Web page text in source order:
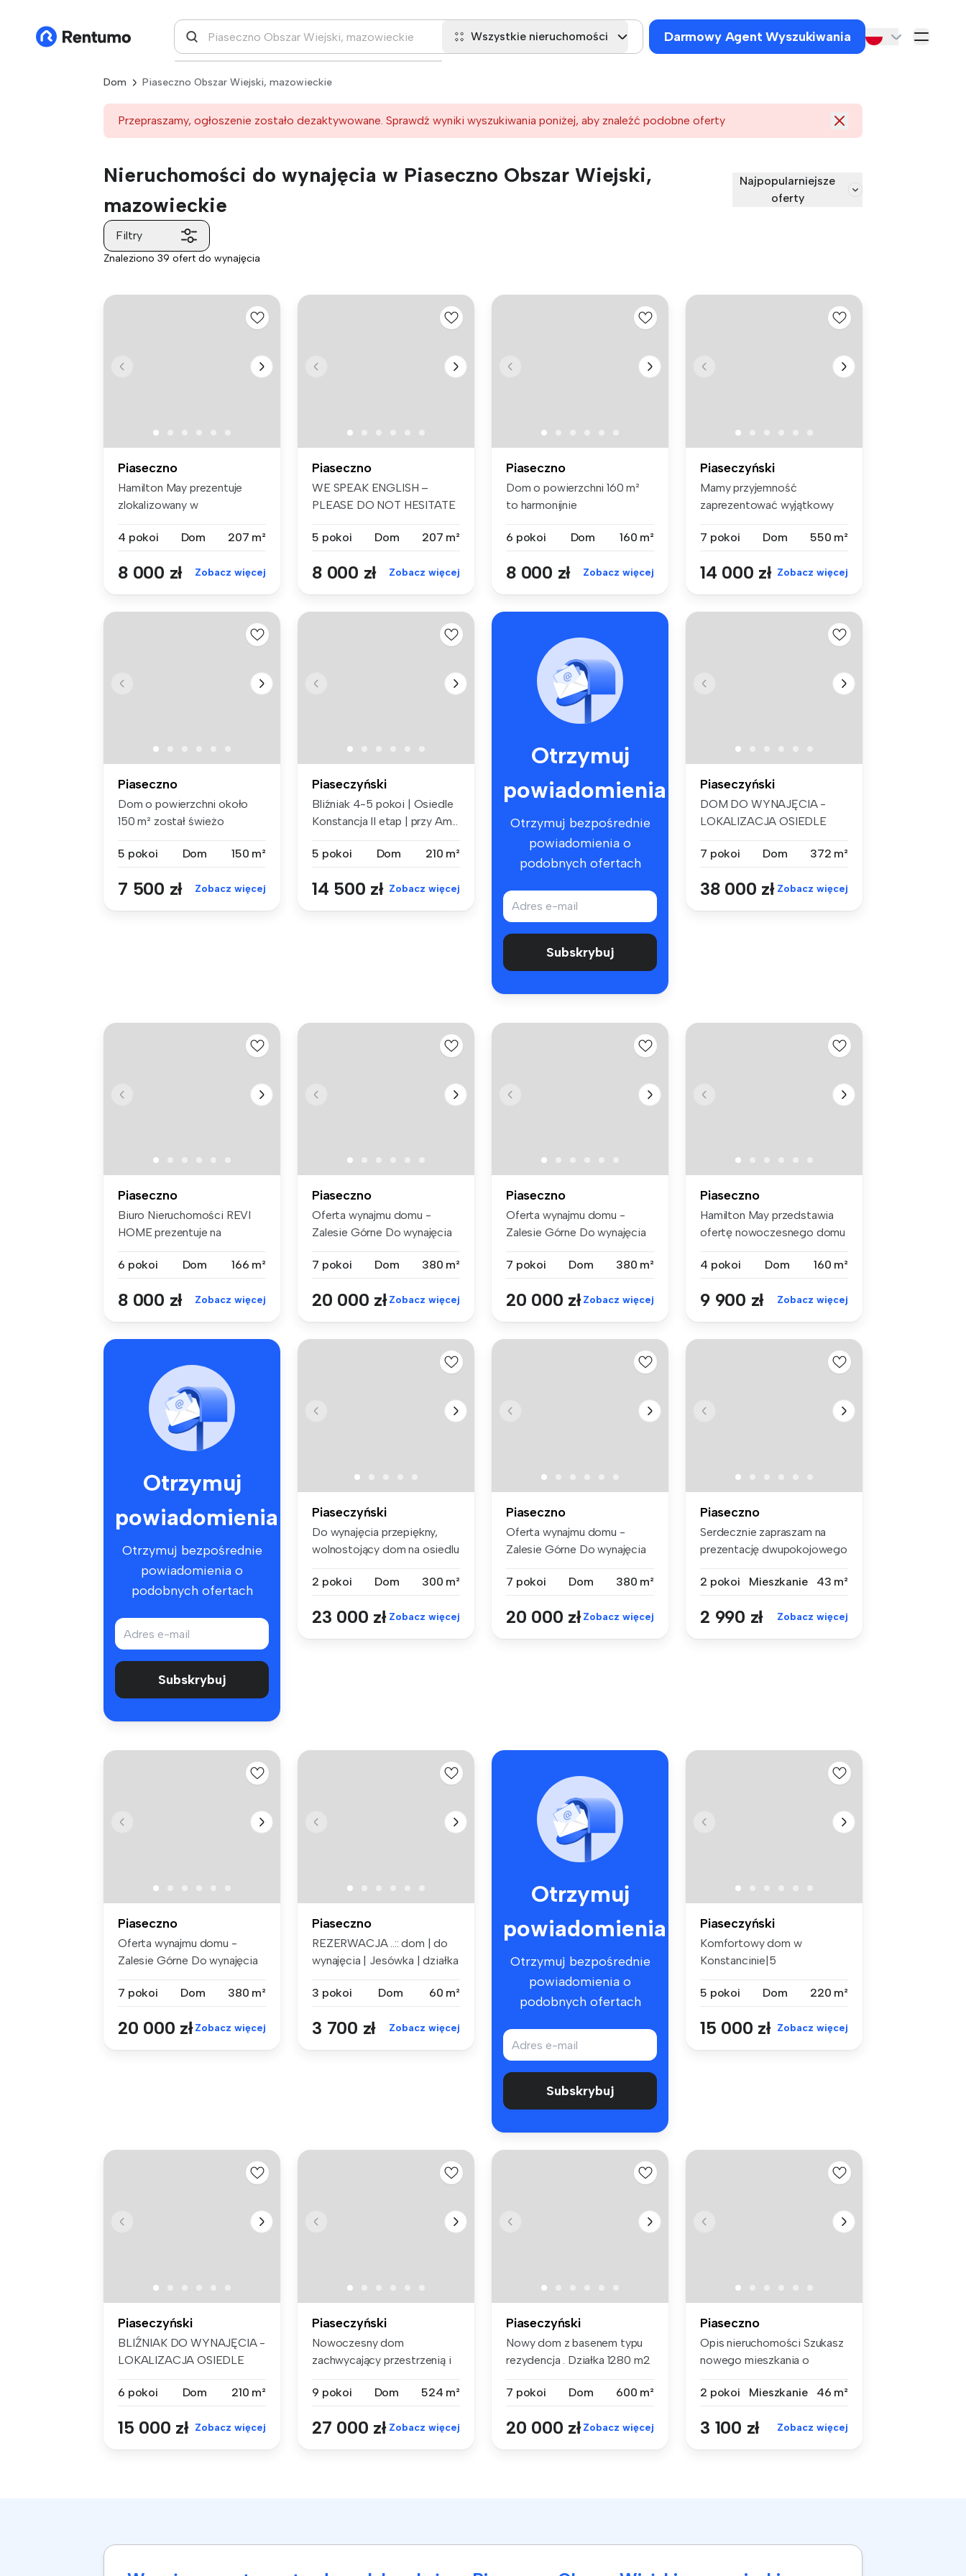
Wszystkie nieruchomości Darmowy Agent Wyszukiwania
Dom Piaseczno Obszar Wiejski, mazowieckie
Przepraszamy, ogłoszenie zostało dezaktywowane. Sprawdź wyniki wyszukiwania poniżej, aby znaleźć podobne oferty
Nieruchomości do wynajęcia w Piaseczno Obszar Wiejski,
mazowieckie
Najpopularniejsze
oferty
Filtry
Znaleziono 39 ofert do wynajęcia
Piaseczno
Hamilton May prezentuje
zlokalizowany w
4 pokoi
Dom 207 m²
8 000 zł Zobacz więcej
Piaseczno
WE SPEAK ENGLISH –
PLEASE DO NOT HESITATE
5 pokoi
Dom 207 m²
8 000 zł Zobacz więcej
Piaseczno
Dom o powierzchni 160 m²
to harmonijnie
6 pokoi
Dom 160 m²
8 000 zł Zobacz więcej
Piaseczyński
Mamy przyjemność
zaprezentować wyjątkowy
7 pokoi
Dom 550 m²
14 000 zł Zobacz więcej
Piaseczno
Dom o powierzchni około
150 m² został świeżo
5 pokoi
Dom 150 m²
7 500 zł Zobacz więcej
Piaseczyński
Bliźniak 4-5 pokoi | Osiedle
Konstancja II etap | przy Am...
5 pokoi Dom 210 m²
14 500 zł Zobacz więcej
Otrzymuj
powiadomienia
Otrzymuj bezpośrednie
powiadomienia o
podobnych ofertach
Subskrybuj
Piaseczyński
DOM DO WYNAJĘCIA -
LOKALIZACJA OSIEDLE
7 pokoi
Dom 372 m²
38 000 zł Zobacz więcej
Piaseczno
Biuro Nieruchomości REVI
HOME prezentuje na
6 pokoi
Dom 166 m²
8 000 zł Zobacz więcej
Piaseczno
Oferta wynajmu domu -
Zalesie Górne Do wynajęcia
7 pokoi
Dom 380 m²
20 000 zł Zobacz więcej
Piaseczno
Oferta wynajmu domu -
Zalesie Górne Do wynajęcia
7 pokoi
Dom 380 m²
20 000 zł Zobacz więcej
Piaseczno
Hamilton May przedstawia
ofertę nowoczesnego domu
4 pokoi
Dom 160 m²
9 900 zł Zobacz więcej
Otrzymuj
powiadomienia
Otrzymuj bezpośrednie
powiadomienia o
podobnych ofertach
Subskrybuj
Piaseczyński
Do wynajęcia przepiękny,
wolnostojący dom na osiedlu
2 pokoi
Dom 300 m²
23 000 zł Zobacz więcej
Piaseczno
Oferta wynajmu domu -
Zalesie Górne Do wynajęcia
7 pokoi
Dom 380 m²
20 000 zł Zobacz więcej
Piaseczno
Serdecznie zapraszam na
prezentację dwupokojowego
2 pokoi
Mieszkanie 43 m²
2 990 zł Zobacz więcej
Piaseczno
Oferta wynajmu domu -
Zalesie Górne Do wynajęcia
7 pokoi
Dom 380 m²
20 000 zł Zobacz więcej
Piaseczno
REZERWACJA ..:: dom | do
wynajęcia | Jesówka | działka
3 pokoi
Dom 60 m²
3 700 zł Zobacz więcej
Otrzymuj
powiadomienia
Otrzymuj bezpośrednie
powiadomienia o
podobnych ofertach
Subskrybuj
Piaseczyński
Komfortowy dom w
Konstancinie|5
5 pokoi
Dom 220 m²
15 000 zł Zobacz więcej
Piaseczyński
BLIŹNIAK DO WYNAJĘCIA -
LOKALIZACJA OSIEDLE
6 pokoi
Dom 210 m²
15 000 zł Zobacz więcej
Piaseczyński
Nowoczesny dom
zachwycający przestrzenią i
9 pokoi
Dom 524 m²
27 000 zł Zobacz więcej
Piaseczyński
Nowy dom z basenem typu
rezydencja . Działka 1280 m2
7 pokoi
Dom 600 m²
20 000 zł Zobacz więcej
Piaseczno
Opis nieruchomości Szukasz
nowego mieszkania o
2 pokoi
Mieszkanie 46 m²
3 100 zł Zobacz więcej